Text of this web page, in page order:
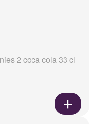
2 coca cola 33 cl